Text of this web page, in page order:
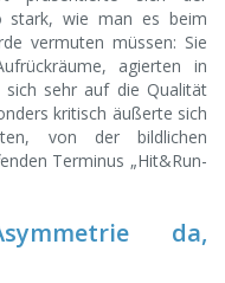
stark, wie man es beim
vermuten müssen: Sie
agierten in
sehr auf die Qualität
kritisch äußerte sich
von der bildlichen
Terminus „Hit&Run-
da,